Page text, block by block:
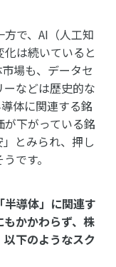
で、AI（人工知
は続いていると
場も、データセ
などは歴史的な
体に関連する銘
下がっている銘
とみられ、押し
です。
導体」に関連す
かかわらず、株
下のようなスク